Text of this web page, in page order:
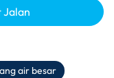
Jalan
air besar